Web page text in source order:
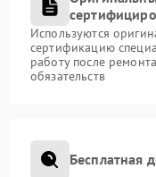
Используются
сертификацию
работу после
обязательств
Бесплатная